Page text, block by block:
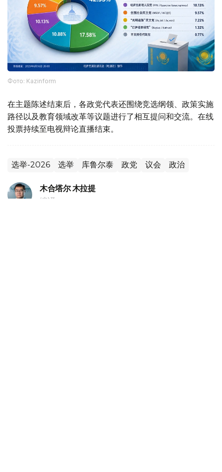
Фото: Kazinform
在主题陈述结束后，各政党代表还围绕竞选纲领、政策实施
路径以及教育领域改革等议题进行了相互提问和交流。在线
投票持续至电视辩论直播结束。
选举-2026 选举 库鲁尔泰 政党 议会 政治
木合塔尔 木拉提
编译